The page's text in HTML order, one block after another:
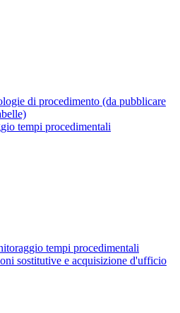
di procedimento (da pubblicare
tempi procedimentali
tempi procedimentali
sostitutive e acquisizione d'ufficio